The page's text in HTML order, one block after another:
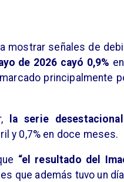
mostrar señales de
de 2026 cayó 0,9%
principalmente
la serie
y 0,7% en doce meses.
“el resultado del
que además tuvo un